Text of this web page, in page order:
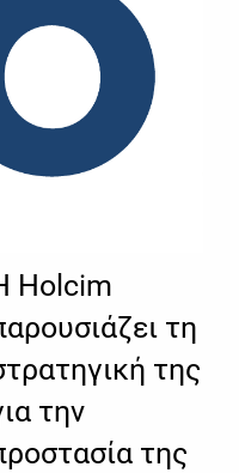
Holcim
τη
της
την
της